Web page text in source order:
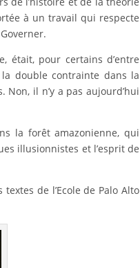
à un travail qui respecte
était, pour certains d’entre
double contrainte dans la
il n’y a pas aujourd’hui
la forêt amazonienne, qui
illusionnistes et l’esprit de
de l’Ecole de Palo Alto